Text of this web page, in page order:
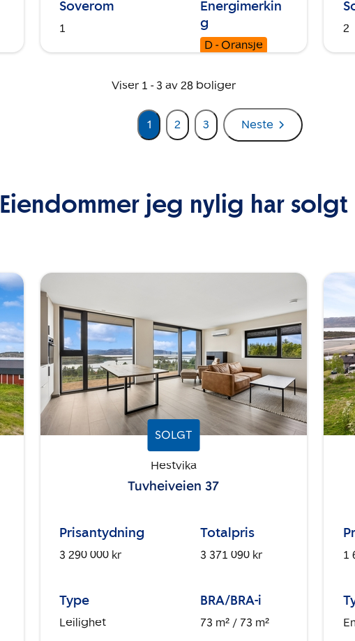
Soverom
1
Energimerkin
g
D - Oransje
2
Viser 1 - 3 av 28 boliger
1 2 3 Neste
Eiendommer jeg nylig har solgt
SOLGT
Hestvika
Tuvheiveien 37
Prisantydning
3 290 000 kr
Totalpris
3 371 090 kr
Type
Leilighet
BRA/BRA-i
73 m² / 73 m²
1